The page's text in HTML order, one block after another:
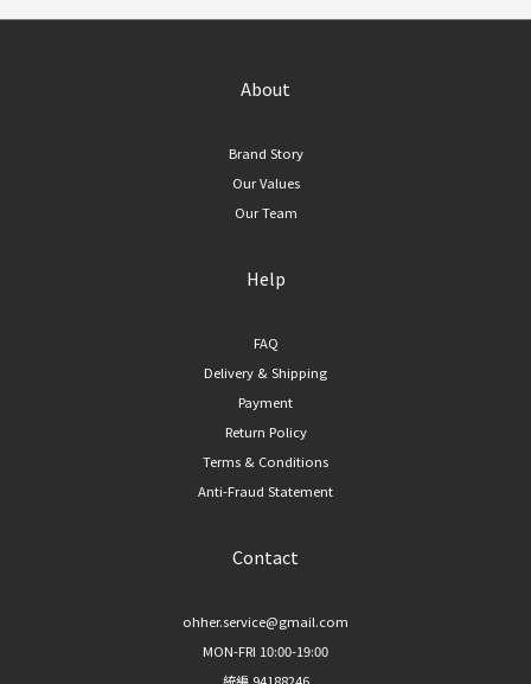
About
Brand Story
Our Values
Our Team
Help
FAQ
Delivery & Shipping
Payment
Return Policy
Terms & Conditions
Anti-Fraud Statement
Contact
ohher.service@gmail.com
MON-FRI 10:00-19:00
統編 94188246